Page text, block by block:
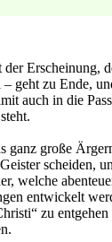
Erscheinung,
– geht zu Ende,
auch in die
ganz große
scheiden,
welche
entwickelt
zu entgehen